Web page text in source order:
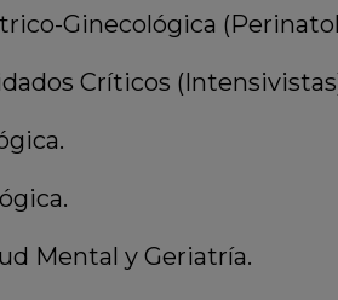
Ginecológica
Críticos
Mental y Geriatría.